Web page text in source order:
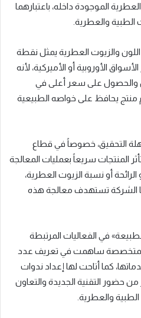
الموجودة داخله، باعتبارهما
الطبية والعطرية.
والزيوت العطرية يمثل نقطة
الأوروبية أو الأميركية، لأنه
والحصول على سعر أعلى في
منتج يحافظ على خواصه الطبيعية
التحقيق، خصوصاً في قطاع
المنتجات سريعاً بعمليات المعالجة
أو نسبة الزيوت العطرية،
الشركة تستهدف معالجة هذه
في الفعاليات المرتبطة
ساهمت في تعريف عدد
كما أتاحت لها إعداد ندوات
من حضور التقنية الجديدة والتعاون
والعطرية.